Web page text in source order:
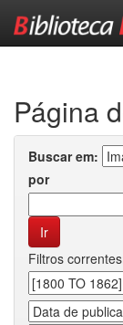
Página
Buscar em:
por
Filtros